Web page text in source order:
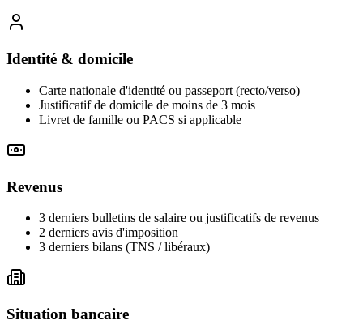
Identité & domicile
Carte nationale d'identité ou passeport (recto/verso)
Justificatif de domicile de moins de 3 mois
Livret de famille ou PACS si applicable
Revenus
3 derniers bulletins de salaire ou justificatifs de revenus
2 derniers avis d'imposition
3 derniers bilans (TNS / libéraux)
Situation bancaire